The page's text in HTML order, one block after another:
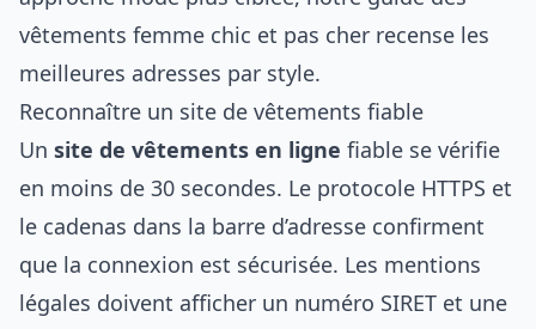
vêtements femme chic et pas cher recense les
meilleures adresses par style.
Reconnaître un site de vêtements fiable
Un site de vêtements en ligne fiable se vérifie
en moins de 30 secondes. Le protocole HTTPS et
le cadenas dans la barre d’adresse confirment
que la connexion est sécurisée. Les mentions
légales doivent afficher un numéro SIRET et une